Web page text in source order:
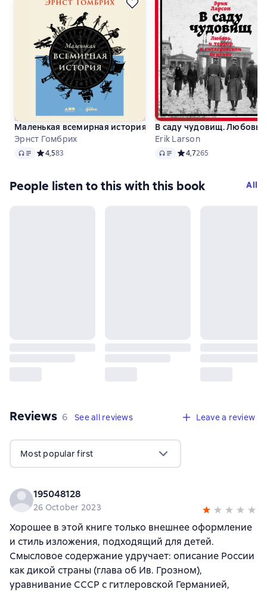
Маленькая всемирная история
Эрнст Гомбрих
Audio Средний рейтинг 4,5 на основе 83 оценок
4,583
В саду чудовищ. Любовь
Erik Larson
Audio Средний рейтинг 4,7 на
4,7265
People listen to this with this book All
Reviews 6 reviews
6 See all reviews Leave a review
Most popular first
195048128
26 October 2023
Хорошее в этой книге только внешнее оформление
и стиль изложения, подходящий для детей.
Смысловое содержание удручает: описание России
как дикой страны (глава об Ив. Грозном),
уравнивание СССР с гитлеровской Германией,